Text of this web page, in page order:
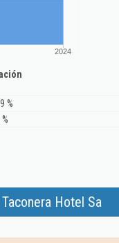
2024
%
Hotel Sa